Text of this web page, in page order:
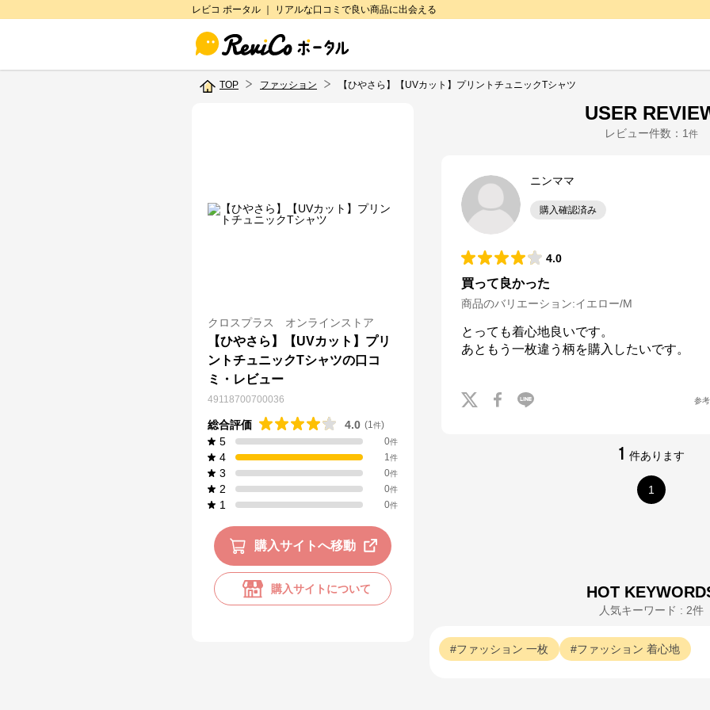
レビコ ポータル ｜ リアルな口コミで良い商品に出会える
TOP ファッション 【ひやさら】【UVカット】プリントチュニックTシャツ
クロスプラス オンラインストア
【ひやさら】【UVカット】プリ
ントチュニックTシャツの口コ
ミ・レビュー
49118700700036
総合評価 4.0 (1 件)
5 0件
4 1件
3 0件
2 0件
1 0件
購入サイトへ移動
購入サイトについて
USER
レビュー件数： 1 件
ニンママ
購入確認済み
4.0
買って良かった
商品のバリエーション:イエロー/M
とっても着心地良いです。
あともう一枚違う柄を購入したいです。
参
1 件あります
1
HOT
人気キーワード : 2件
ファッション 一枚 ファッション 着心地